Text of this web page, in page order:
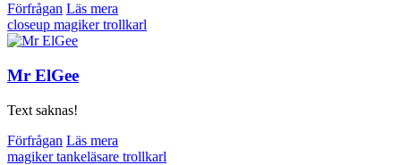
Förfrågan Läs mera
closeup magikertrollkarl
Mr ElGee
Text saknas!
Förfrågan Läs mera
magikertankeläsare trollkarl